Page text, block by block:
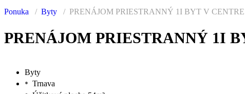
Ponuka
Byty PRENÁJOM PRIESTRANNÝ 1I BYT V
PRENAJATÉ
PRENÁJOM PRIESTRANNÝ 1I
Byty
Trnava